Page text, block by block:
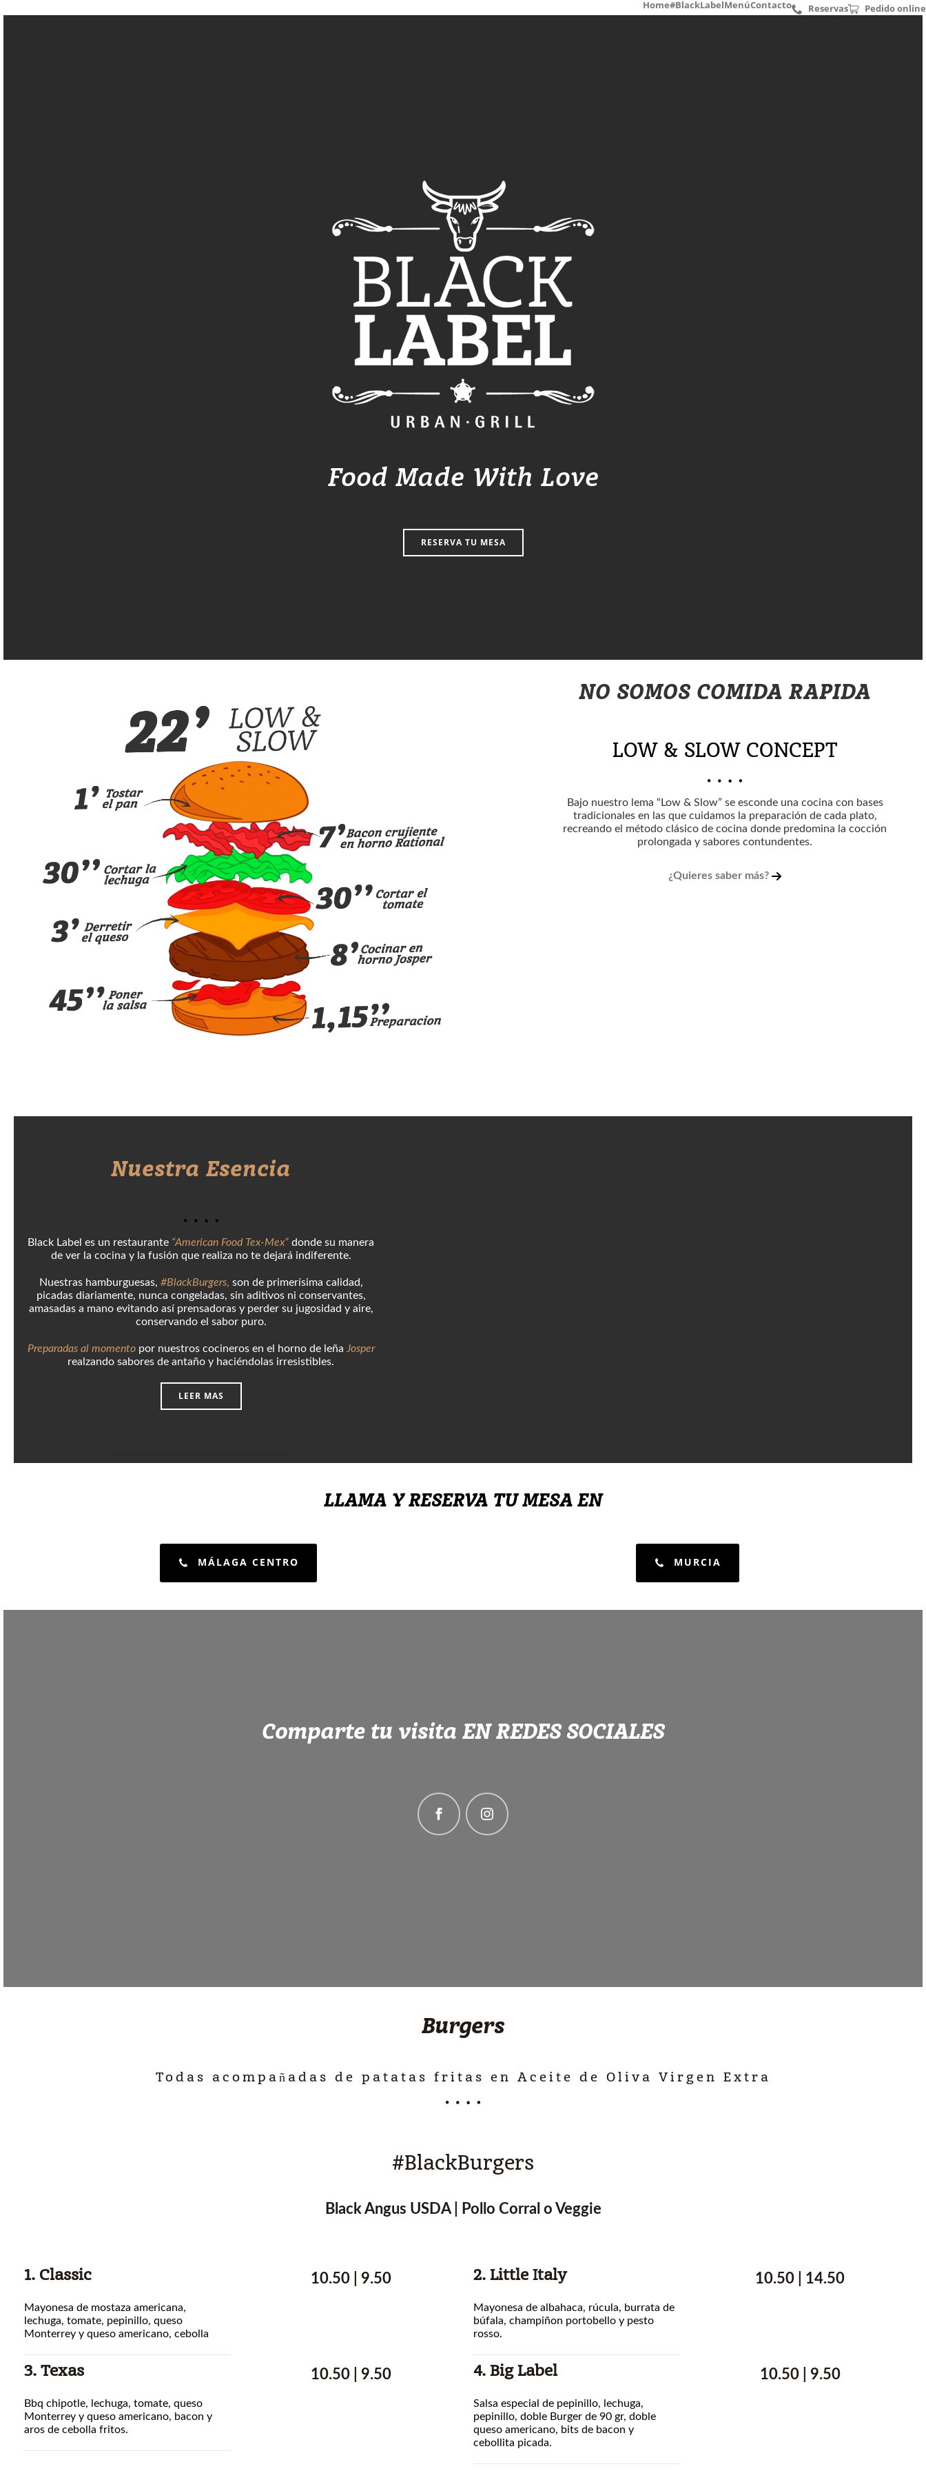
Home#BlackLabelMenúContacto Reservas Pedido online
Food Made With Love
RESERVA TU MESA
NO SOMOS COMIDA RAPIDA
LOW & SLOW CONCEPT
Bajo nuestro lema “Low & Slow” se esconde una cocina con bases
tradicionales en las que cuidamos la preparación de cada plato,
recreando el método clásico de cocina donde predomina la cocción
prolongada y sabores contundentes.
¿Quieres saber más?
Nuestra Esencia
Black Label es un restaurante “American Food Tex-Mex” donde su manera
de ver la cocina y la fusión que realiza no te dejará indiferente.
Nuestras hamburguesas, #BlackBurgers, son de primerísima calidad,
picadas diariamente, nunca congeladas, sin aditivos ni conservantes,
amasadas a mano evitando así prensadoras y perder su jugosidad y aire,
conservando el sabor puro.
Preparadas al momento por nuestros cocineros en el horno de leña Josper
realzando sabores de antaño y haciéndolas irresistibles.
LEER MAS
LLAMA Y RESERVA TU MESA EN
MÁLAGA CENTRO MURCIA
Comparte tu visita EN REDES SOCIALES
Burgers
Todas acompañadas de patatas fritas en Aceite de Oliva Virgen Extra
#BlackBurgers
Black Angus USDA | Pollo Corral o Veggie
1. Classic
Mayonesa de mostaza americana,
lechuga, tomate, pepinillo, queso
Monterrey y queso americano, cebolla
10.50 | 9.50 2. Little Italy
Mayonesa de albahaca, rúcula, burrata de
búfala, champiñon portobello y pesto
rosso.
10.50 | 14.50
3. Texas
Bbq chipotle, lechuga, tomate, queso
Monterrey y queso americano, bacon y
aros de cebolla fritos.
10.50 | 9.50 4. Big Label
Salsa especial de pepinillo, lechuga,
pepinillo, doble Burger de 90 gr, doble
queso americano, bits de bacon y
cebollita picada.
10.50 | 9.50